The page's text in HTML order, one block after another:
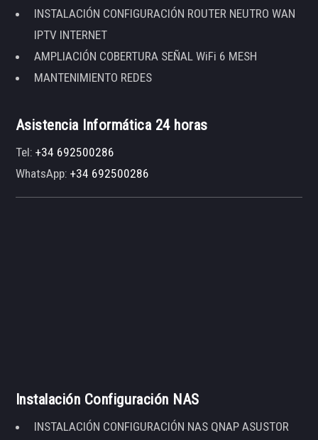
INSTALACIÓN CONFIGURACIÓN ROUTER NEUTRO WAN
IPTV INTERNET
AMPLIACIÓN COBERTURA SEÑAL WiFi 6 MESH
MANTENIMIENTO REDES
Asistencia Informática 24 horas
Tel:+34 692500286
WhatsApp:+34 692500286
Instalación Configuración NAS
INSTALACIÓN CONFIGURACIÓN NAS QNAP ASUSTOR